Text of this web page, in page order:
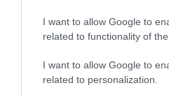
I want to allow Google to
related to functionality of
I want to allow Google to
related to personalization.
Én szoktam mutatni a
is, amelynek egyik oldala
homogén, de az előbbit